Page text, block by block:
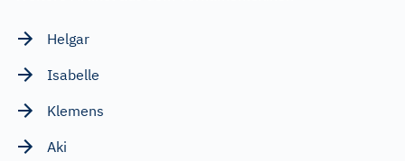
Helgar
Isabelle
Klemens
Aki